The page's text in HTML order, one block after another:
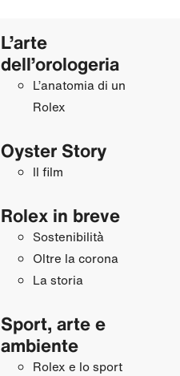
L’arte
dell’orologeria
L’anatomia di un
Rolex
Oyster Story
Il film
Rolex in breve
Sostenibilità
Oltre la corona
La storia
Sport, arte e
ambiente
Rolex e lo sport